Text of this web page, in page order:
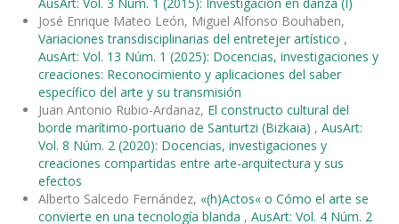
José Enrique Mateo León, Miguel Alfonso Bouhaben,
Variaciones transdisciplinarias del entretejer artístico ,
AusArt: Vol. 13 Núm. 1 (2025): Docencias, investigaciones y
creaciones: Reconocimiento y aplicaciones del saber
específico del arte y su transmisión
Juan Antonio Rubio-Ardanaz, El constructo cultural del
borde marítimo-portuario de Santurtzi (Bizkaia) , AusArt:
Vol. 8 Núm. 2 (2020): Docencias, investigaciones y
creaciones compartidas entre arte-arquitectura y sus
efectos
Alberto Salcedo Fernández, «(h)Actos« o Cómo el arte se
convierte en una tecnología blanda , AusArt: Vol. 4 Núm. 2